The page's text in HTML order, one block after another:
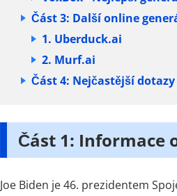
Část 3: Další online
1. Uberduck.ai
2. Murf.ai
Část 4: Nejčastější dotazy
Část 1: Informace
Joe Biden je 46. prezidentem